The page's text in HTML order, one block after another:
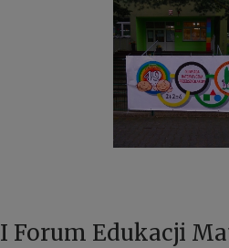
I Forum Edukacji